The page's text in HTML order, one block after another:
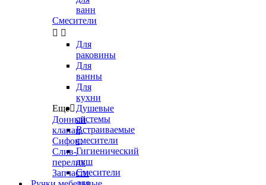
ванн
Смесители
 
Для
раковины
Для
ванны
Для
кухни
Душевые
системы
Встраиваемые
смесители
Гигиенический
душ
Смесители
для
Еще
Донный
клапан,
Сифон,
Слив-
перелив
Запчасти